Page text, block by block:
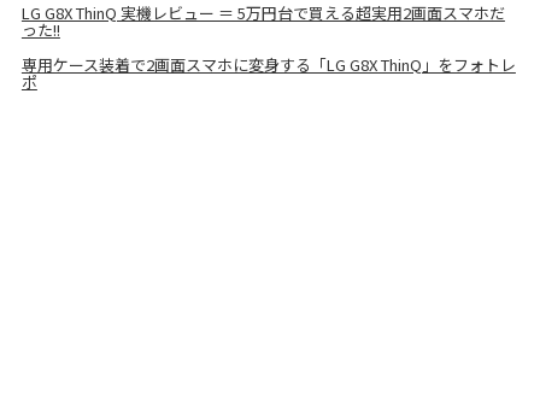
LG G8X ThinQ 実機レビュー ＝ 5万円台で買える超実用2画面スマホだ
った!!
専用ケース装着で2画面スマホに変身する「LG G8X ThinQ」をフォトレ
ポ